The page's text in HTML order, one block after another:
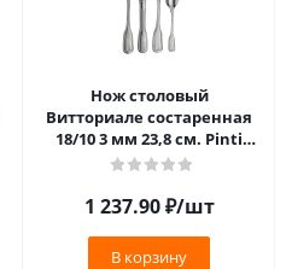
Нож столовый
Витториале состаренная
18/10 3 мм 23,8 см. Pinti
/12/
1 237.90₽/шт
В корзину